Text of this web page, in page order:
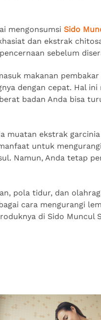
mengonsumsi Sido
dan ekstrak
sebelum
makanan
dengan cepat. Hal
badan Anda bisa
muatan ekstrak
untuk
Namun, Anda tetap
pola tidur, dan
cara mengurangi
di Sido Muncul